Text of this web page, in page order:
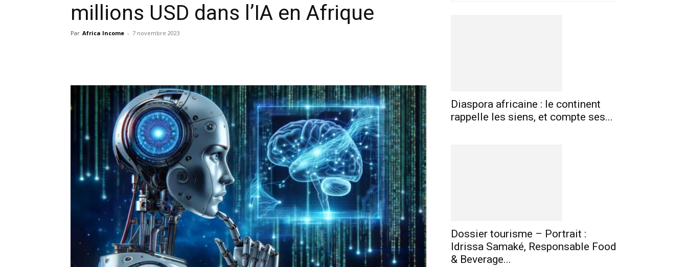
millions USD dans l’IA en Afrique
Par Africa Income - 7 novembre 2023
Diaspora africaine : le continent
rappelle les siens, et compte ses...
Dossier tourisme – Portrait :
Idrissa Samaké, Responsable Food
& Beverage...